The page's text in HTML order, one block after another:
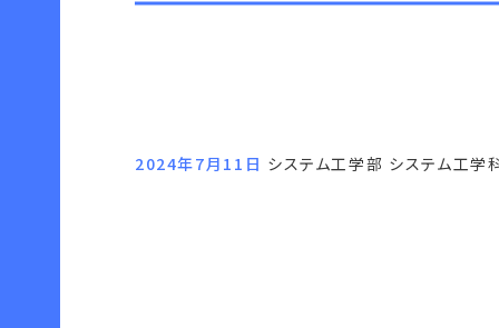
2024年7月11日 システム工学部 システム工学